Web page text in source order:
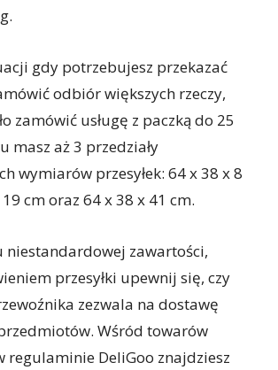
gdy potrzebujesz przekazać
odbiór większych rzeczy,
zamówić usługę z paczką do 25
masz aż 3 przedziały
wymiarów przesyłek: 64 x 38 x 8
cm oraz 64 x 38 x 41 cm.
niestandardowej zawartości,
przesyłki upewnij się, czy
zezwala na dostawę
Wśród towarów
regulaminie DeliGoo znajdziesz